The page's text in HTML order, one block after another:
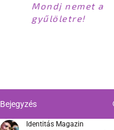
Mondj nemet a
gyűlöletre!
Bejegyzés
Identitás Magazin